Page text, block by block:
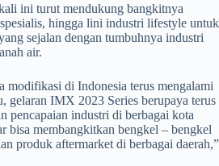
ini turut mendukung bangkitnya
hingga lini industri lifestyle untuk
sejalan dengan tumbuhnya industri
air.
modifikasi di Indonesia terus mengalami
gelaran IMX 2023 Series berupaya terus
pencapaian industri di berbagai kota
bisa membangkitkan bengkel – bengkel
produk aftermarket di berbagai daerah,”